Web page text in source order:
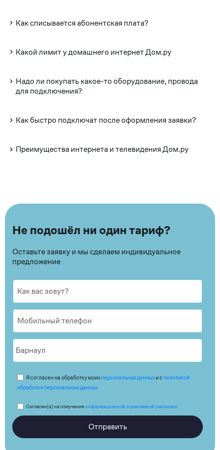
Как списывается абонентская плата?
Какой лимит у домашнего интернет Дом.ру
Надо ли покупать какое-то оборудование, провода
для подключения?
Как быстро подключат после оформления заявки?
Преимущества интернета и телевидения Дом.ру
Не подошёл ни один тариф?
Оставьте заявку и мы сделаем индивидуальное
предложение
Я согласен на обработку моих персональных данныхи с политикой
обработки персональных данных
Согласен(а) на получениеинформационной и рекламной рассылки
Отправить